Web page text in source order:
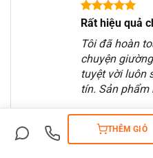
Rất hiệu quả
Tôi đã hoàn
chuyện
tuyệt vời luôn
tín. Sản phẩm
#image_181762166 {
THÊM GIỎ